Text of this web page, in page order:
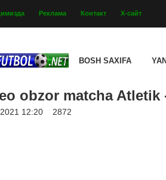
Реклама Контакт Х-сайт
BOSH SAXIFA
obzor matcha Atletik
12:20 2872